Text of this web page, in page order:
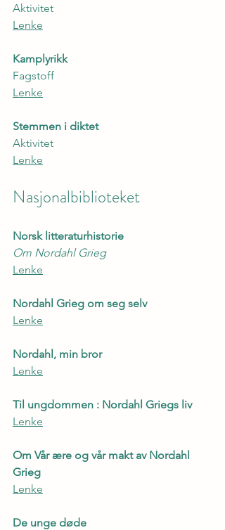
Aktivitet
Lenke
Kamplyrikk
Fagstoff
Lenke
Stemmen i diktet
Aktivitet
Lenke
Nasjonalbiblioteket
Norsk litteraturhistorie
Om Nordahl Grieg
Lenke
Nordahl Grieg om seg selv
Lenke
Nordahl, min bror
Lenke
Til ungdommen : Nordahl Griegs liv
Lenke
Om Vår ære og vår makt av Nordahl
Grieg
Lenke
De unge døde